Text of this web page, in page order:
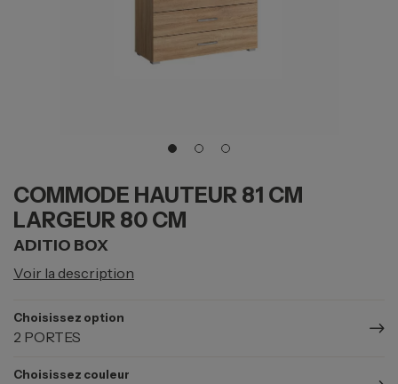
COMMODE HAUTEUR 81 CM
LARGEUR 80 CM
ADITIO BOX
Voir la description
Choisissez option
2 PORTES
Choisissez couleur